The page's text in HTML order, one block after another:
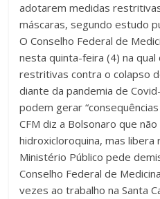
adotarem medidas
máscaras, segundo estudo
O Conselho Federal de
nesta quinta-feira (4) na
restritivas contra o colapso
diante da pandemia de
podem gerar “consequências
CFM diz a Bolsonaro que
hidroxicloroquina, mas libera
Ministério Público pede
Conselho Federal de
vezes ao trabalho na Santa